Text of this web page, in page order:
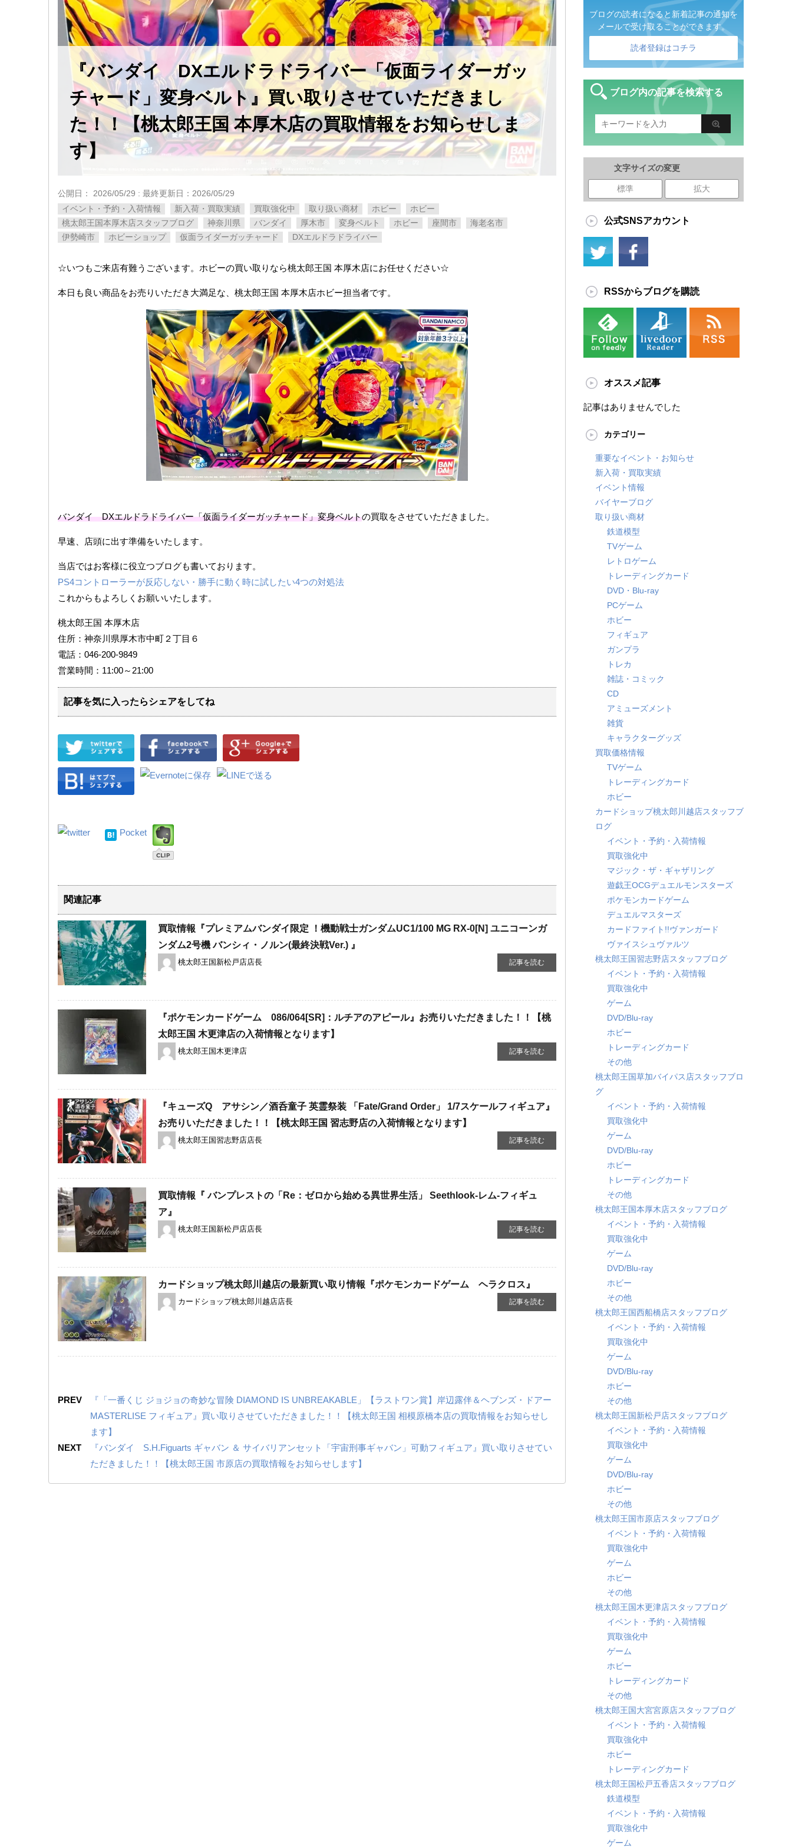
『バンダイ DXエルドラドライバー「仮面ライダーガッ
チャード」変身ベルト』買い取りさせていただきまし
た！！【桃太郎王国 本厚木店の買取情報をお知らせしま
す】
公開日： 2026/05/29 : 最終更新日：2026/05/29
イベント・予約・入荷情報
新入荷・買取実績 買取強化中 取り扱い商材 ホビー
ホビー
桃太郎王国本厚木店スタッフブログ
神奈川県 バンダイ 厚木市 変身ベルト ホビー 座間市
海老名市
伊勢崎市
ホビーショップ 仮面ライダーガッチャード DXエルドラドライバー
☆いつもご来店有難うございます。ホビーの買い取りなら桃太郎王国 本厚木店にお任せください☆
本日も良い商品をお売りいただき大満足な、桃太郎王国 本厚木店ホビー担当者です。
バンダイ DXエルドラドライバー「仮面ライダーガッチャード」変身ベルトの買取をさせていただきました。
早速、店頭に出す準備をいたします。
当店ではお客様に役立つブログも書いております。
PS4コントローラーが反応しない・勝手に動く時に試したい4つの対処法
これからもよろしくお願いいたします。
桃太郎王国 本厚木店
住所：神奈川県厚木市中町２丁目６
電話：046-200-9849
営業時間：11:00～21:00
記事を気に入ったらシェアをしてね
Pocket
関連記事
買取情報『​プレミアムバンダイ限定 ！機動戦士ガンダムUC1/100 ​MG ​RX-0[N] ​ユニコーンガ
ンダム2号機 ​バンシィ・ノルン(最終決戦Ver.) 』
桃太郎王国新松戸店店長 記事を読む
『ポケモンカードゲーム 086/064[SR]：ルチアのアピール』お売りいただきました！！【桃
太郎王国 木更津店の入荷情報となります】
桃太郎王国木更津店 記事を読む
『キューズQ アサシン／酒呑童子 英霊祭装 「Fate/Grand Order」 1/7スケールフィギュア』
お売りいただきました！！【桃太郎王国 習志野店の入荷情報となります】
桃太郎王国習志野店店長 記事を読む
買取情報『 バンプレストの「Re：ゼロから始める異世界生活」 ​Seethlook-レム-フィギュ
ア』
桃太郎王国新松戸店店長 記事を読む
カードショップ桃太郎川越店の最新買い取り情報『ポケモンカードゲーム ヘラクロス』
カードショップ桃太郎川越店店長 記事を読む
PREV
『「一番くじ ジョジョの奇妙な冒険 DIAMOND IS UNBREAKABLE」【ラストワン賞】岸辺露伴＆ヘブンズ・ドアー
MASTERLISE フィギュア』買い取りさせていただきました！！【桃太郎王国 相模原橋本店の買取情報をお知らせし
ます】
NEXT
『バンダイ S.H.Figuarts ギャバン ＆ サイバリアンセット「宇宙刑事ギャバン」可動フィギュア』買い取りさせてい
ただきました！！【桃太郎王国 市原店の買取情報をお知らせします】
ブログの読者になると新着記事の通知を
メールで受け取ることができます。
読者登録はコチラ
ブログ内の記事を検索する
文字サイズの変更
標準 拡大
公式SNSアカウント
RSSからブログを購読
オススメ記事
記事はありませんでした
カテゴリー
重要なイベント・お知らせ
新入荷・買取実績
イベント情報
バイヤーブログ
取り扱い商材
鉄道模型
TVゲーム
レトロゲーム
トレーディングカード
DVD・Blu-ray
PCゲーム
ホビー
フィギュア
ガンプラ
トレカ
雑誌・コミック
CD
アミューズメント
雑貨
キャラクターグッズ
買取価格情報
TVゲーム
トレーディングカード
ホビー
カードショップ桃太郎川越店スタッフブ
ログ
イベント・予約・入荷情報
買取強化中
マジック・ザ・ギャザリング
遊戯王OCGデュエルモンスターズ
ポケモンカードゲーム
デュエルマスターズ
カードファイト!!ヴァンガード
ヴァイスシュヴァルツ
桃太郎王国習志野店スタッフブログ
イベント・予約・入荷情報
買取強化中
ゲーム
DVD/Blu-ray
ホビー
トレーディングカード
その他
桃太郎王国草加バイパス店スタッフブロ
グ
イベント・予約・入荷情報
買取強化中
ゲーム
DVD/Blu-ray
ホビー
トレーディングカード
その他
桃太郎王国本厚木店スタッフブログ
イベント・予約・入荷情報
買取強化中
ゲーム
DVD/Blu-ray
ホビー
その他
桃太郎王国西船橋店スタッフブログ
イベント・予約・入荷情報
買取強化中
ゲーム
DVD/Blu-ray
ホビー
その他
桃太郎王国新松戸店スタッフブログ
イベント・予約・入荷情報
買取強化中
ゲーム
DVD/Blu-ray
ホビー
その他
桃太郎王国市原店スタッフブログ
イベント・予約・入荷情報
買取強化中
ゲーム
ホビー
その他
桃太郎王国木更津店スタッフブログ
イベント・予約・入荷情報
買取強化中
ゲーム
ホビー
トレーディングカード
その他
桃太郎王国大宮宮原店スタッフブログ
イベント・予約・入荷情報
買取強化中
ホビー
トレーディングカード
桃太郎王国松戸五香店スタッフブログ
鉄道模型
イベント・予約・入荷情報
買取強化中
ゲーム